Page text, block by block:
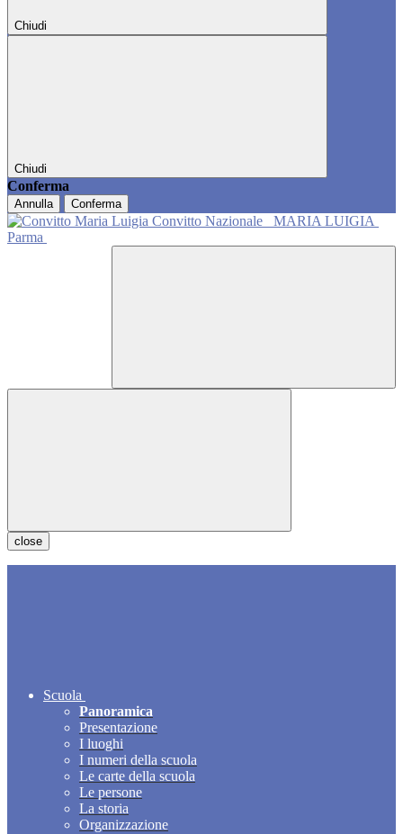
Chiudi
Chiudi
Conferma
Annulla Conferma
Convitto Nazionale
MARIA LUIGIA
Parma
close
Scuola
Panoramica
Presentazione
I luoghi
I numeri della scuola
Le carte della scuola
Le persone
La storia
Organizzazione